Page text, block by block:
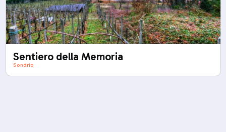
Sentiero della Memoria
Sondrio